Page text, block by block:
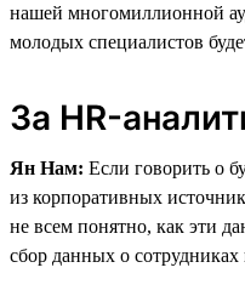
нашей многомиллионной
молодых специалистов
За HR-
Ян Нам: Если говорить о
из корпоративных
не всем понятно, как эти
сбор данных о сотрудниках